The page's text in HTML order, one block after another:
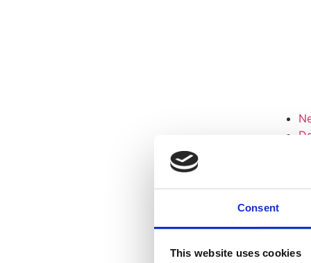
Consent
This website uses cookies